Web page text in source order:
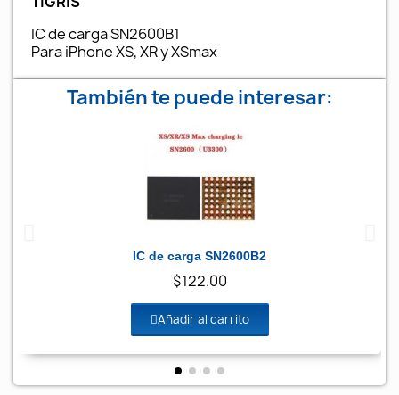
IC de carga SN2600B1
Para iPhone XS, XR y XSmax
También te puede interesar:
Vista rápida
IC de carga SN2600B2
$122.00
Añadir al carrito